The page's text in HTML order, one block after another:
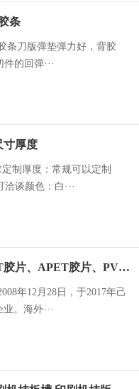
条
条刀版弹垫弹力好，背胶
的回弹···
寸厚度
制厚度：常规可以定制
谈颜色：白···
深圳市恒兴隆包装材料有限公司是一家专业从事生产功能性PET胶片、APET胶片、PVC胶片、PP胶片、PS胶片、TPU膜、PE静电膜/保护膜等跨国集团公司！！
年12月28日，于2017年己
。海外···